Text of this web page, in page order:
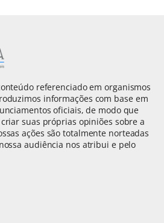
referenciado em organismos
informações com base em
oficiais, de modo que
suas próprias opiniões sobre a
ações são totalmente norteadas
audiência nos atribui e pelo